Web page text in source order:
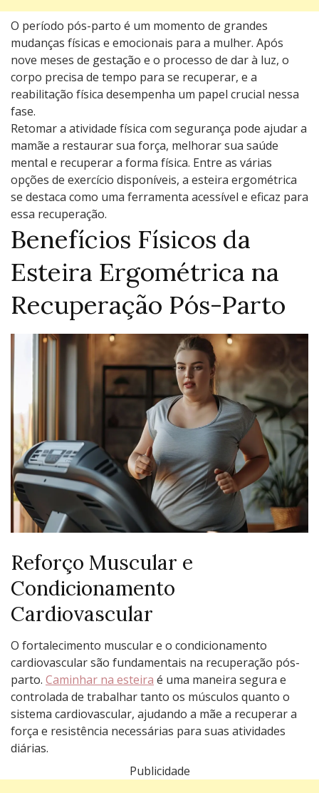
O período pós-parto é um momento de grandes
mudanças físicas e emocionais para a mulher. Após
nove meses de gestação e o processo de dar à luz, o
corpo precisa de tempo para se recuperar, e a
reabilitação física desempenha um papel crucial nessa
fase.
Retomar a atividade física com segurança pode ajudar a
mamãe a restaurar sua força, melhorar sua saúde
mental e recuperar a forma física. Entre as várias
opções de exercício disponíveis, a esteira ergométrica
se destaca como uma ferramenta acessível e eficaz para
essa recuperação.
Benefícios Físicos da
Esteira Ergométrica na
Recuperação Pós-Parto
Reforço Muscular e
Condicionamento
Cardiovascular
O fortalecimento muscular e o condicionamento
cardiovascular são fundamentais na recuperação pós-
parto. Caminhar na esteira é uma maneira segura e
controlada de trabalhar tanto os músculos quanto o
sistema cardiovascular, ajudando a mãe a recuperar a
força e resistência necessárias para suas atividades
diárias.
Publicidade